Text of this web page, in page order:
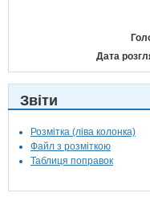
Дата
Звіти
Розмітка (ліва колонка)
Файл з розміткою
Таблиця поправок